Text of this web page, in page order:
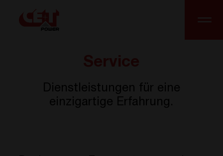
Dienstleistungen für eine
einzigartige Erfahrung.